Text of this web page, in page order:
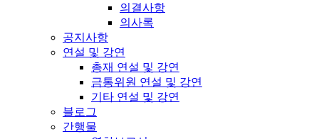
의결사항
의사록
공지사항
연설 및 강연
총재 연설 및 강연
금통위원 연설 및 강연
기타 연설 및 강연
블로그
간행물